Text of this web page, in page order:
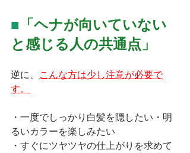
■ 「ヘナが向いていない
と感じる人の共通点」
逆に、
こんな方は少し注意が必要で
す。
・一度でしっかり白髪を隠したい・明
るいカラーを楽しみたい
・すぐにツヤツヤの仕上がりを求めて